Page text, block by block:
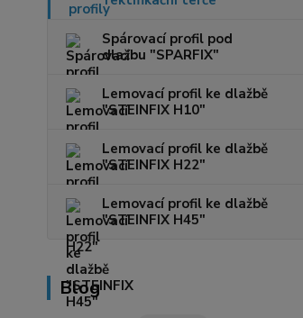
Spárovací profil pod
dlažbu "SPARFIX"
Lemovací profil ke dlažbě
"STEINFIX H10"
Lemovací profil ke dlažbě
"STEINFIX H22"
Lemovací profil ke dlažbě
"STEINFIX H45"
Blog